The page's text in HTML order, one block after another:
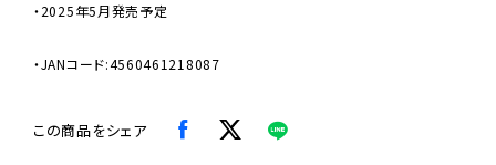
・2025年5月発売予定
・JANコード:4560461218087
この商品をシェア